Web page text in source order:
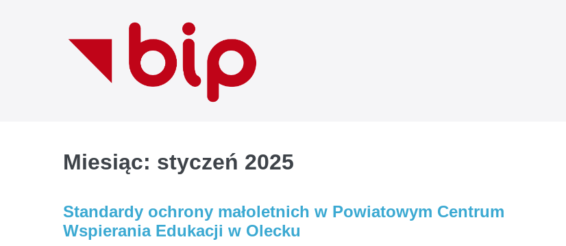
Miesiąc: styczeń 2025
Standardy ochrony małoletnich w Powiatowym Centrum
Wspierania Edukacji w Olecku